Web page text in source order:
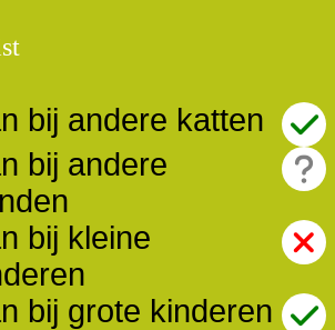
bij andere katten
bij andere
bij kleine
bij grote kinderen